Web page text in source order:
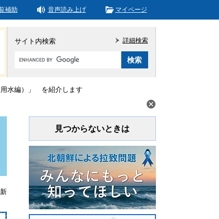
補助 音声読み上げ マイページ
サイト内検索
Google
タ
ム
詳細検索
用水編）」 を紹介します
見つからないときは